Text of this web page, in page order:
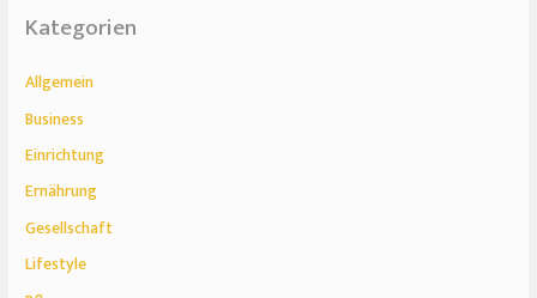
Kategorien
Allgemein
Business
Einrichtung
Ernährung
Gesellschaft
Lifestyle